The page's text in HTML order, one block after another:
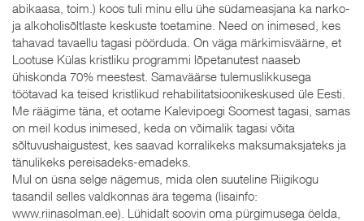
abikaasa, toim.) koos tuli minu ellu ühe südameasjana ka narko-
ja alkoholisõltlaste keskuste toetamine. Need on inimesed, kes
tahavad tavaellu tagasi pöörduda. On väga märkimisväärne, et
Lootuse Külas kristliku programmi lõpetanutest naaseb
ühiskonda 70% meestest. Samaväärse tulemuslikkusega
töötavad ka teised kristlikud rehabilitatsioonikeskused üle Eesti.
Me räägime täna, et ootame Kalevipoegi Soomest tagasi, samas
on meil kodus inimesed, keda on võimalik tagasi võita
sõltuvushaigustest, kes saavad korralikeks maksumaksjateks ja
tänulikeks pereisadeks-emadeks.
Mul on üsna selge nägemus, mida olen suuteline Riigikogu
tasandil selles valdkonnas ära tegema (lisainfo:
www.riinasolman.ee). Lühidalt soovin oma pürgimusega öelda,